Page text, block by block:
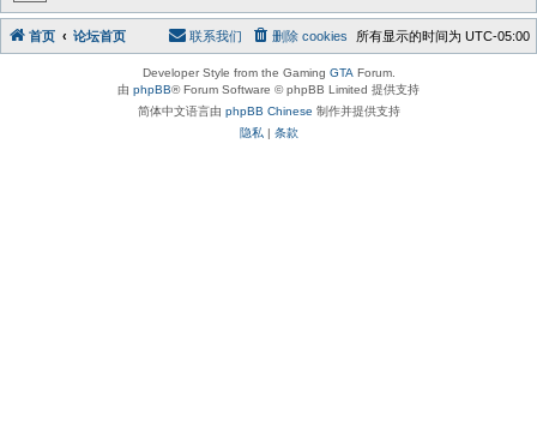
首页 论坛首页 所有显示的时间为 UTC-05:00
删除 cookies
联系我们
Developer Style from the Gaming GTA Forum.
由 phpBB® Forum Software © phpBB Limited 提供支持
简体中文语言由 phpBB Chinese 制作并提供支持
隐私 | 条款